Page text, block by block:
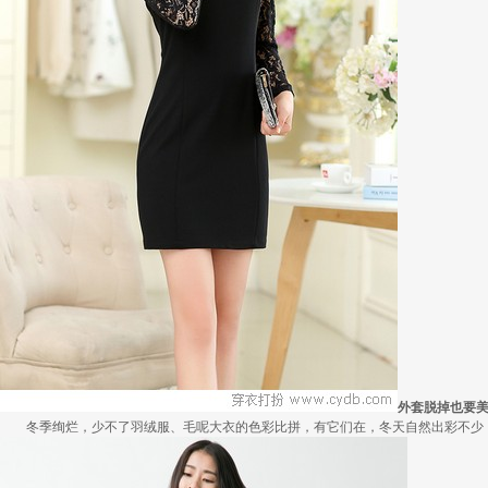
外套脱掉也要
冬季绚烂，少不了羽绒服、毛呢大衣的色彩比拼，有它们在，冬天自然出彩不少